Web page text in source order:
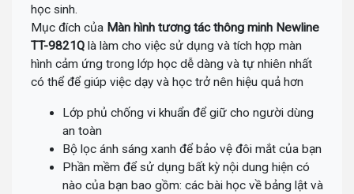
học sinh.
Mục đích của Màn hình tương tác thông minh Newline
TT-9821Q là làm cho việc sử dụng và tích hợp màn
hình cảm ứng trong lớp học dễ dàng và tự nhiên nhất
có thể để giúp việc dạy và học trở nên hiệu quả hơn
Lớp phủ chống vi khuẩn để giữ cho người dùng
an toàn
Bộ lọc ánh sáng xanh để bảo vệ đôi mắt của bạn
Phần mềm để sử dụng bất kỳ nội dung hiện có
nào của bạn bao gồm: các bài học về bảng lật và